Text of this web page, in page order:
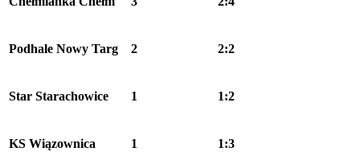
Podhale Nowy Targ 2 2:2
Star Starachowice 1 1:2
KS Wiązownica 1 1:3